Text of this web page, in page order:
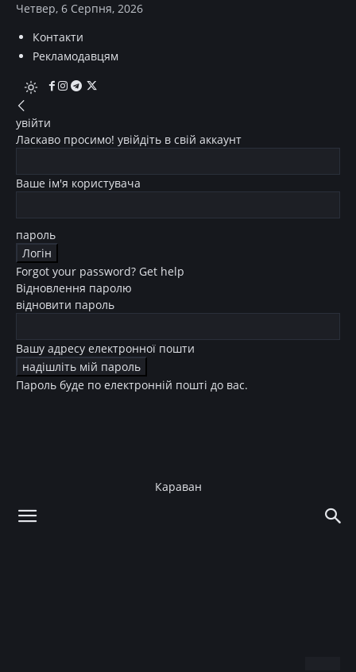
Четвер, 6 Серпня, 2026
Контакти
Рекламодавцям
увійти
Ласкаво просимо! увійдіть в свій аккаунт
Ваше ім'я користувача
пароль
Forgot your password? Get help
Відновлення паролю
відновити пароль
Вашу адресу електронної пошти
Пароль буде по електронній пошті до вас.
Караван